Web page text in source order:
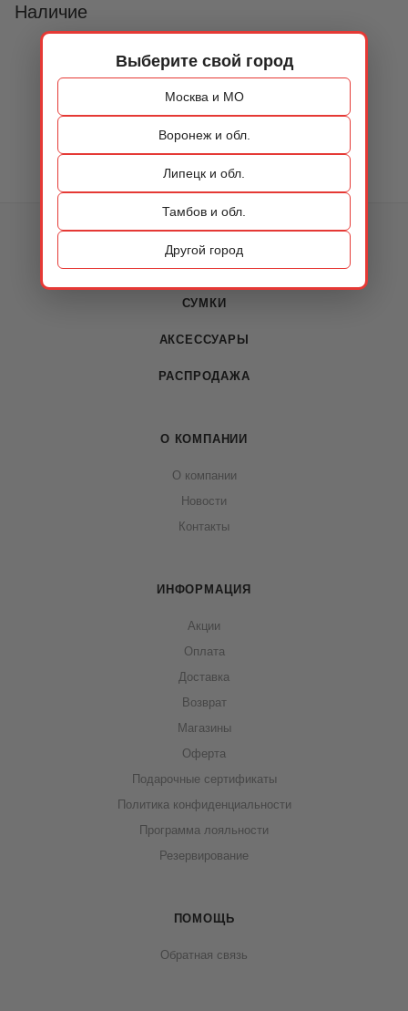
Выберите свой город
Москва и МО
Воронеж и обл.
Липецк и обл.
Тамбов и обл.
Другой город
Наличие
КАТАЛОГ
ОБУВЬ
СУМКИ
АКСЕССУАРЫ
РАСПРОДАЖА
О КОМПАНИИ
О компании
Новости
Контакты
ИНФОРМАЦИЯ
Акции
Оплата
Доставка
Возврат
Магазины
Оферта
Подарочные сертификаты
Политика конфиденциальности
Программа лояльности
Резервирование
ПОМОЩЬ
Обратная связь